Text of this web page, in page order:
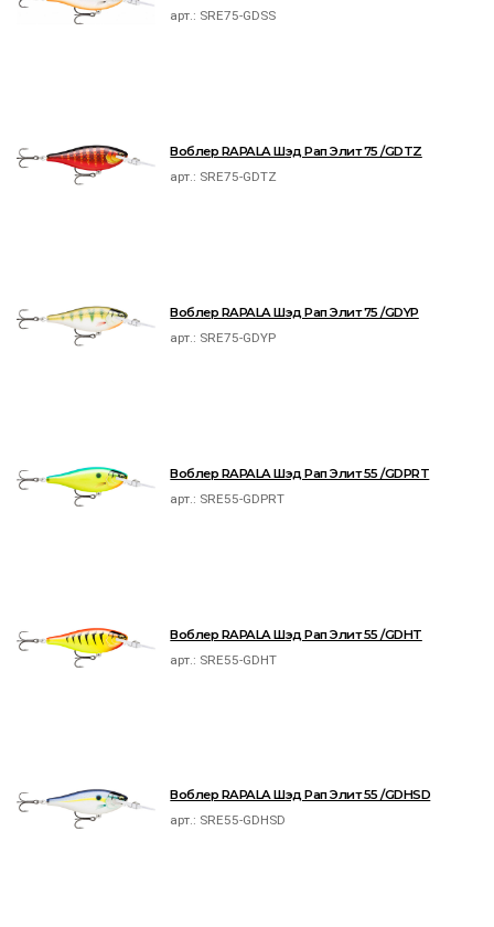
арт.: SRE75-GDSS
Воблер RAPALA Шэд Рап Элит 75 /GDTZ
арт.: SRE75-GDTZ
Воблер RAPALA Шэд Рап Элит 75 /GDYP
арт.: SRE75-GDYP
Воблер RAPALA Шэд Рап Элит 55 /GDPRT
арт.: SRE55-GDPRT
Воблер RAPALA Шэд Рап Элит 55 /GDHT
арт.: SRE55-GDHT
Воблер RAPALA Шэд Рап Элит 55 /GDHSD
арт.: SRE55-GDHSD